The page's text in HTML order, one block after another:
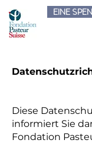
EINE
Diese
informiert Sie
Fondation